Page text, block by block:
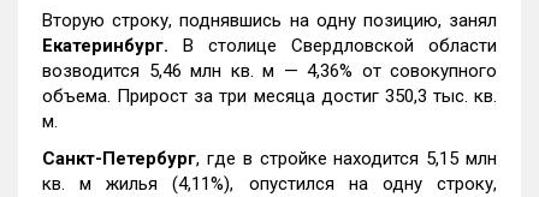
Вторую строку, поднявшись на одну позицию, занял
Екатеринбург. В столице Свердловской области
возводится 5,46 млн кв. м — 4,36% от совокупного
объема. Прирост за три месяца достиг 350,3 тыс. кв.
м.
Санкт-Петербург, где в стройке находится 5,15 млн
кв. м жилья (4,11%), опустился на одну строку,